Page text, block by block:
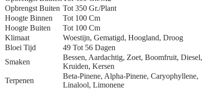
Opbrengst Buiten Tot 350 Gr./plant
Hoogte Binnen
Tot 100 Cm
Hoogte Buiten
Tot 100 Cm
Klimaat
Woestijn, Gematigd, Hoogland, Droog
Bloei Tijd
49 Tot 56 Dagen
Smaken
Bessen, Aardachtig, Zoet, Boomfruit, Diesel,
Kruiden, Kersen
Terpenen
Beta-Pinene, Alpha-Pinene, Caryophyllene,
Linalool, Limonene